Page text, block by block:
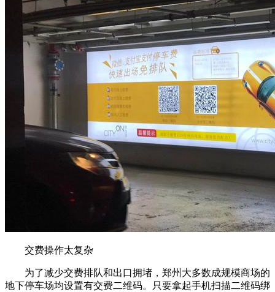
交费操作太复杂
为了减少交费排队和出口拥堵，郑州大多数成规模商场的
地下停车场均设置有交费二维码。只要拿起手机扫描二维码绑